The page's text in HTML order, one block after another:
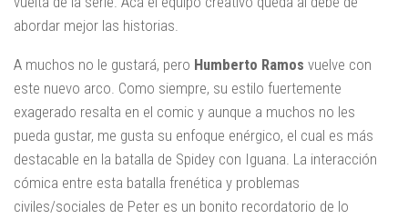
abordar mejor las historias.
A muchos no le gustará, pero Humberto Ramos vuelve con
este nuevo arco. Como siempre, su estilo fuertemente
exagerado resalta en el comic y aunque a muchos no les
pueda gustar, me gusta su enfoque enérgico, el cual es más
destacable en la batalla de Spidey con Iguana. La interacción
cómica entre esta batalla frenética y problemas
civiles/sociales de Peter es un bonito recordatorio de lo